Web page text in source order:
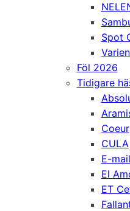
Spot
Föl 2026
Tidigare
Coeur
CULA
E-
El
ET